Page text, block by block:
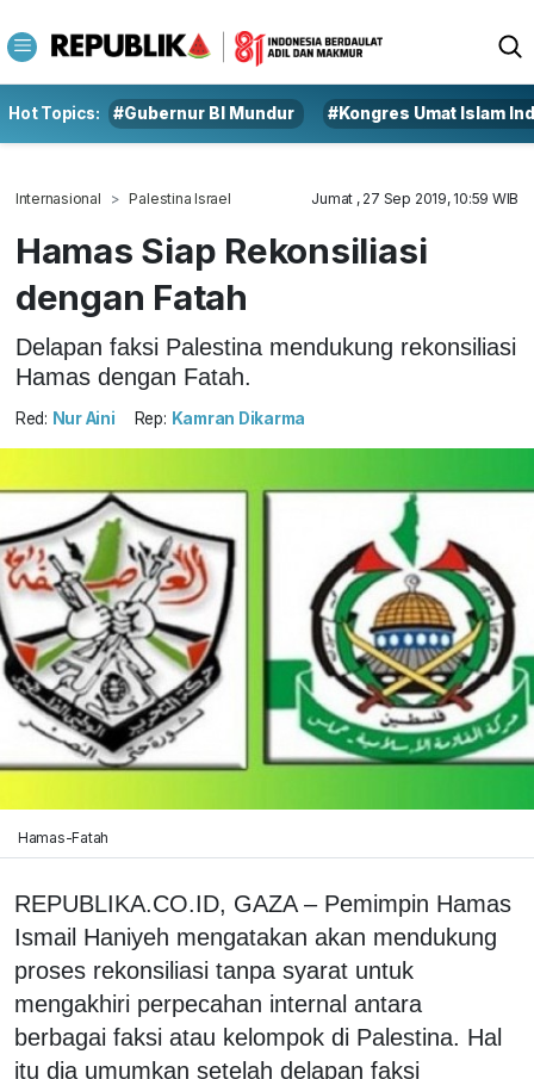
Hot Topics: #Gubernur BI Mundur #Kongres Umat Islam
Internasional Palestina Israel Jumat , 27 Sep 2019, 10:59 WIB
Hamas Siap Rekonsiliasi
dengan Fatah
Delapan faksi Palestina mendukung rekonsiliasi
Hamas dengan Fatah.
Red: Nur Aini Rep: Kamran Dikarma
Hamas-Fatah
REPUBLIKA.CO.ID, GAZA – Pemimpin Hamas
Ismail Haniyeh mengatakan akan mendukung
proses rekonsiliasi tanpa syarat untuk
mengakhiri perpecahan internal antara
berbagai faksi atau kelompok di Palestina. Hal
itu dia umumkan setelah delapan faksi